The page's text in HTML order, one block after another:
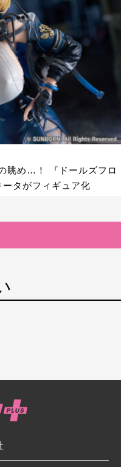
眺め…！ 『ドールズフロ
タがフィギュア化